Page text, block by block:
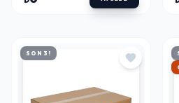
SON 3!